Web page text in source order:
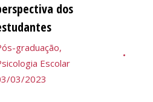
dos
graduação,
Escolar
03/2023